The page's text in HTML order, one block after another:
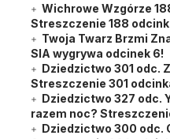
Wichrowe Wzgórze
Streszczenie 188
Twoja Twarz Brzmi
SIA wygrywa odcinek 6!
Dziedzictwo 301 odc.
Streszczenie 301
Dziedzictwo 327 odc.
razem noc?
Dziedzictwo 300 odc.